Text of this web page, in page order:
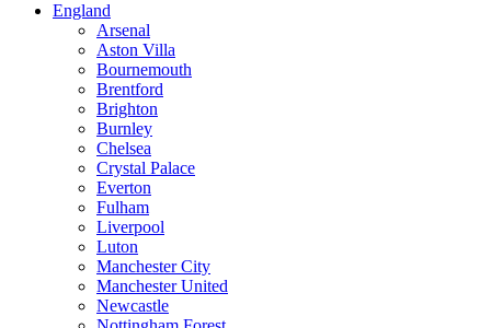
England
Arsenal
Aston Villa
Bournemouth
Brentford
Brighton
Burnley
Chelsea
Crystal Palace
Everton
Fulham
Liverpool
Luton
Manchester City
Manchester United
Newcastle